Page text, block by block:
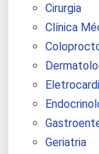
Cirurgia
Clínica
Geriatria